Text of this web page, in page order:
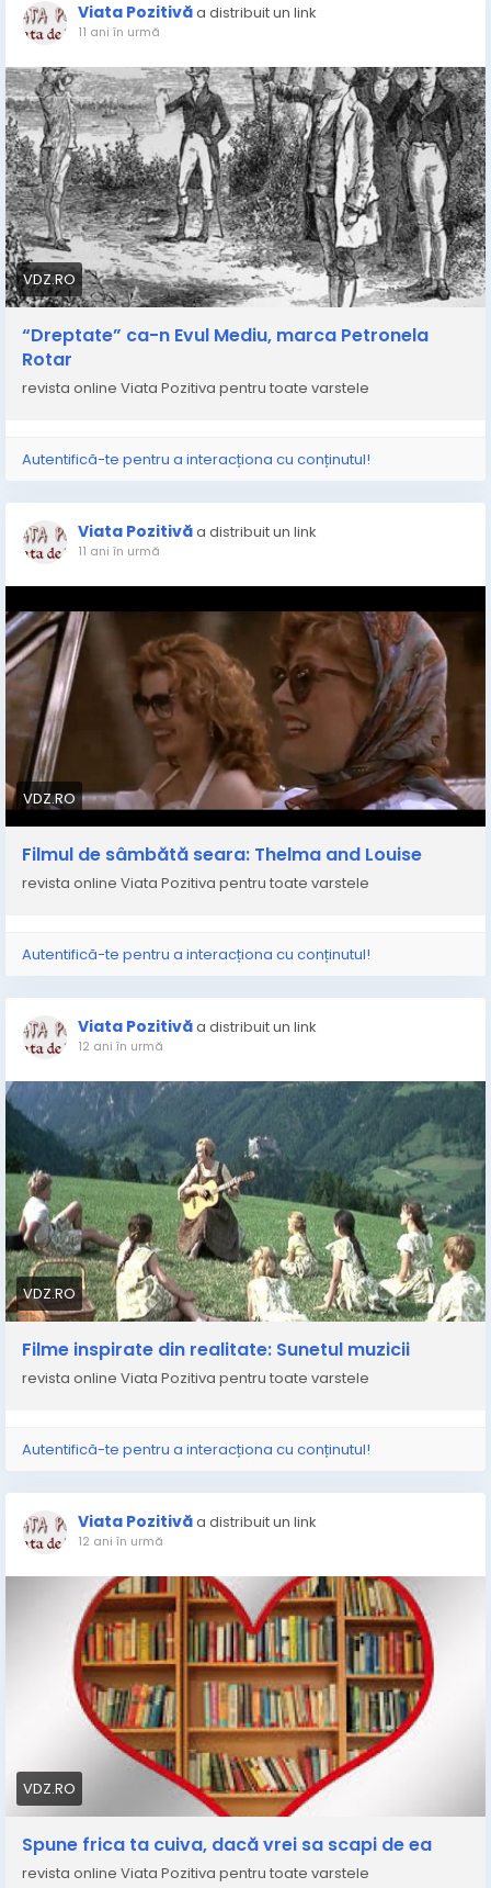
Viata Pozitivăa distribuit un link
11 ani în urmă
VDZ.RO
“Dreptate” ca-n Evul Mediu, marca Petronela
Rotar
revista online Viata Pozitiva pentru toate varstele
Autentifică-te pentru a interacționa cu conținutul!
Viata Pozitivăa distribuit un link
11 ani în urmă
VDZ.RO
Filmul de sâmbătă seara: Thelma and Louise
revista online Viata Pozitiva pentru toate varstele
Autentifică-te pentru a interacționa cu conținutul!
Viata Pozitivăa distribuit un link
12 ani în urmă
VDZ.RO
Filme inspirate din realitate: Sunetul muzicii
revista online Viata Pozitiva pentru toate varstele
Autentifică-te pentru a interacționa cu conținutul!
Viata Pozitivăa distribuit un link
12 ani în urmă
VDZ.RO
Spune frica ta cuiva, dacă vrei sa scapi de ea
revista online Viata Pozitiva pentru toate varstele